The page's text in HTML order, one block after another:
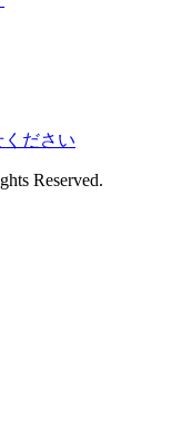
ださい
Reserved.